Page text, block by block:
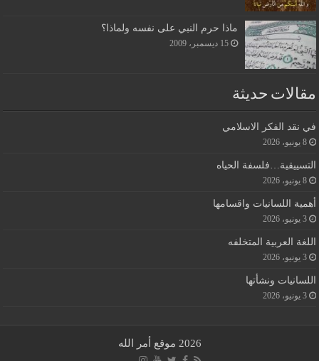
ماذا حرم النبي على نفسه ولماذا؟
15 ديسمبر، 2009
مقالات حديثة
في نقد الفكر الاسلامي
8 يونيو، 2026
التسييقية…فلسفة الحياه
8 يونيو، 2026
أهمية اللسانيات واقسامها
3 يونيو، 2026
اللغة العربية المتخلفه
3 يونيو، 2026
اللسانيات ونشأتها
3 يونيو، 2026
2026 موقع أمر الله